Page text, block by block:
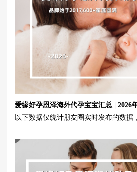
爱缘好孕恩泽海外代孕宝宝汇总 | 2026
以下数据仅统计朋友圈实时发布的数据